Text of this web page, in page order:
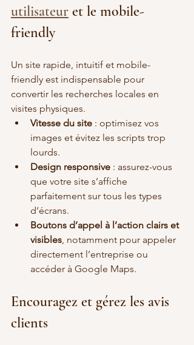
utilisateur et le mobile-
friendly
Un site rapide, intuitif et mobile-
friendly est indispensable pour
convertir les recherches locales en
visites physiques.
Vitesse du site : optimisez vos
images et évitez les scripts trop
lourds.
Design responsive : assurez-vous
que votre site s’affiche
parfaitement sur tous les types
d’écrans.
Boutons d’appel à l’action clairs et
visibles, notamment pour appeler
directement l’entreprise ou
accéder à Google Maps.
Encouragez et gérez les avis
clients